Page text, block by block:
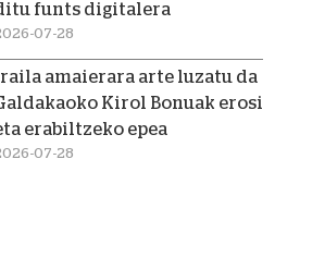
funts digitalera
07-28
amaierara arte luzatu da
Kirol Bonuak erosi
erabiltzeko epea
07-28